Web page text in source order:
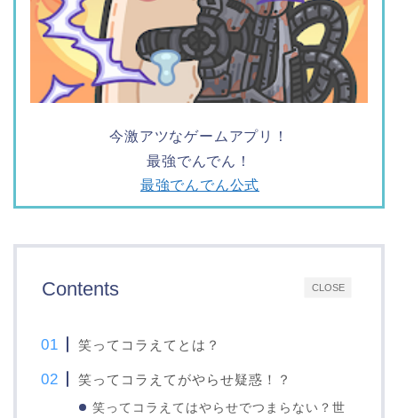
今激アツなゲームアプリ！
最強でんでん！
最強でんでん公式
CLOSE
Contents
笑ってコラえてとは？
笑ってコラえてがやらせ疑惑！？
笑ってコラえてはやらせでつまらない？世